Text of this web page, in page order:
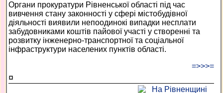
Органи прокуратури Рівненської області під час
вивчення стану законності у сфері містобудівної
діяльності виявили непоодинокі випадки несплати
забудовниками коштів пайової участі у створенні та
розвитку інженерно-транспортної та соціальної
інфраструктури населених пунктів області.
=>>>=
¤